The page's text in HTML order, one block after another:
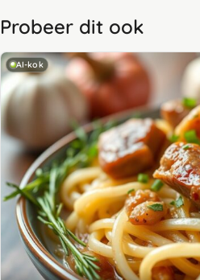
Probeer dit ook
AI-kok